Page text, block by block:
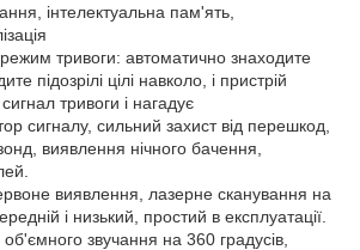
інтелектуальна пам'ять,
тривоги: автоматично знаходите
підозрілі цілі навколо, і пристрій
тривоги і нагадує
сигналу, сильний захист від перешкод,
виявлення нічного бачення,
виявлення, лазерне сканування на
і низький, простий в експлуатації.
звучання на 360 градусів,